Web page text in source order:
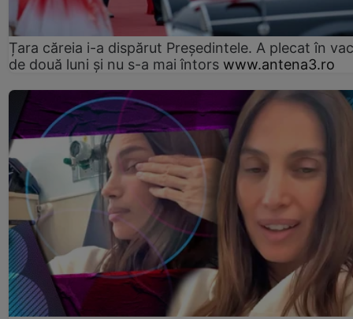
Țara căreia i-a dispărut Președintele. A plecat în
de două luni și nu s-a mai întors www.antena3.ro